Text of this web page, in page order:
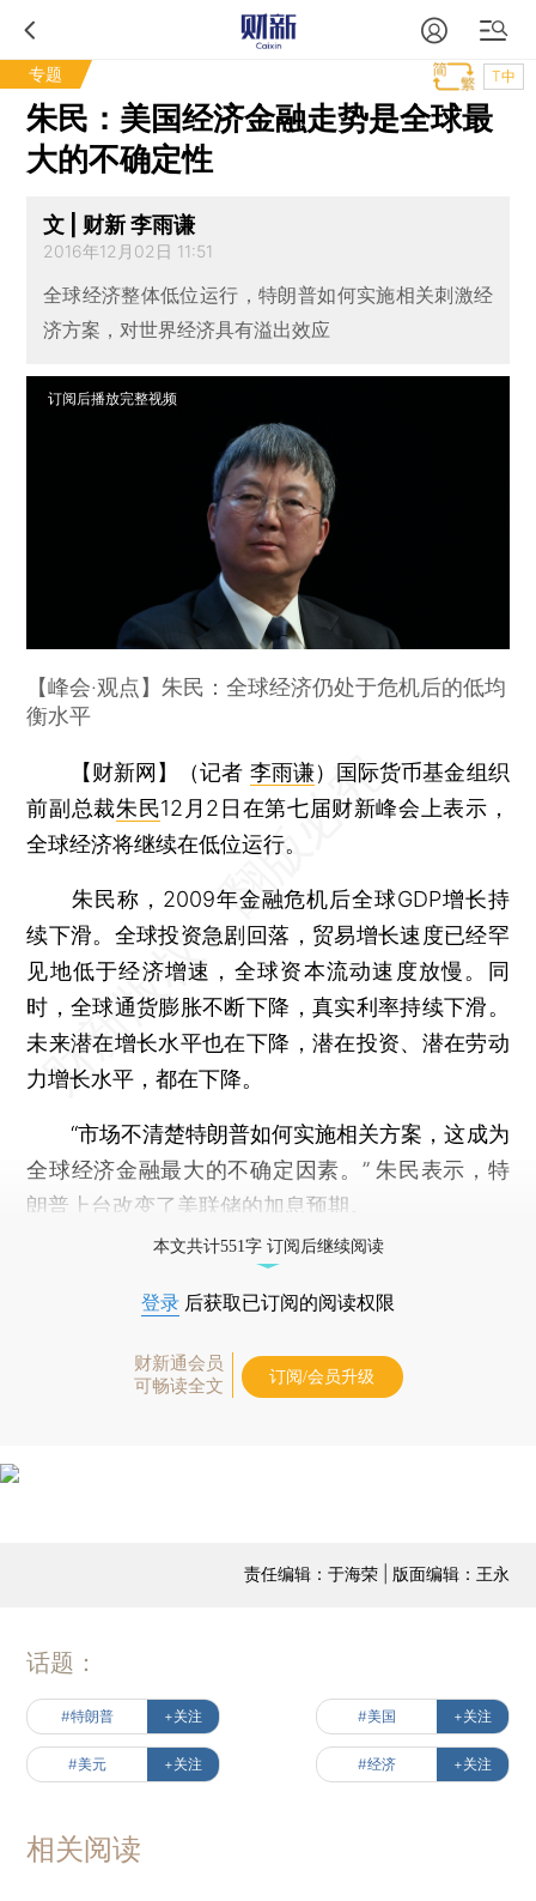
专题 T中
朱民：美国经济金融走势是全球最
大的不确定性
文 | 财新 李雨谦
2016年12月02日 11:51
全球经济整体低位运行，特朗普如何实施相关刺激经
济方案，对世界经济具有溢出效应
订阅后播放完整视频
【峰会·观点】朱民：全球经济仍处于危机后的低均
衡水平
【财新网】（记者 李雨谦） 国际货币基金组织
前副总裁朱民12月2日在第七届财新峰会上表示，
全球经济将继续在低位运行。
朱民称，2009年金融危机后全球GDP增长持
续下滑。全球投资急剧回落，贸易增长速度已经罕
见地低于经济增速，全球资本流动速度放慢。同
时，全球通货膨胀不断下降，真实利率持续下滑。
未来潜在增长水平也在下降，潜在投资、潜在劳动
力增长水平，都在下降。
“市场不清楚特朗普如何实施相关方案，这成为
全球经济金融最大的不确定因素。” 朱民表示，特
朗普上台改变了美联储的加息预期。
本文共计551字 订阅后继续阅读
登录 后获取已订阅的阅读权限
财新通会员
可畅读全文
订阅/会员升级
责任编辑：于海荣 | 版面编辑：王永
话题：
#特朗普 +关注 #美国 +关注
#美元 +关注 #经济 +关注
相关阅读